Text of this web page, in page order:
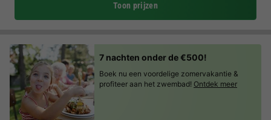
Toon prijzen
7 nachten onder de €500!
Boek nu een voordelige zomervakantie &
profiteer aan het zwembad! Ontdek meer